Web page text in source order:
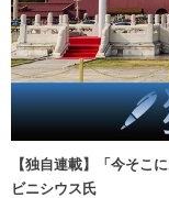
【独自連載】「今そこ
ビニシウス氏